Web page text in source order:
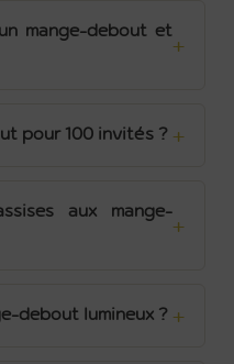
mange-debout et
pour 100 invités ?
aux mange-
debout lumineux ?